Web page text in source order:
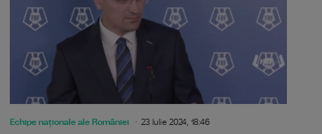
Echipe naționale ale României 23 Iulie 2024, 18:46